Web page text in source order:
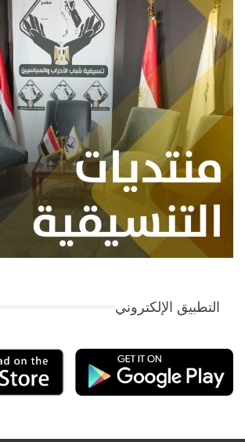
التطبيق الإلكتروني